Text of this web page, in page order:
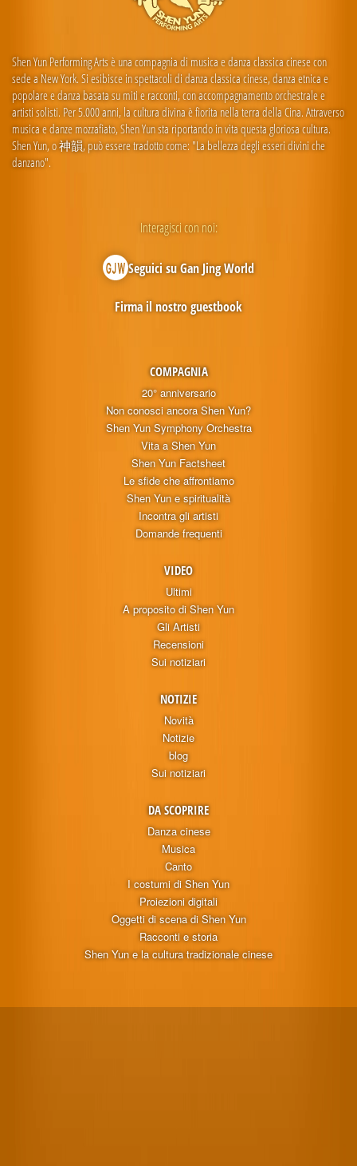
Shen Yun Performing Arts è una compagnia di musica e danza classica cinese con
sede a New York. Si esibisce in spettacoli di danza classica cinese, danza etnica e
popolare e danza basata su miti e racconti, con accompagnamento orchestrale e
artisti solisti. Per 5.000 anni, la cultura divina è fiorita nella terra della Cina. Attraverso
musica e danze mozzafiato, Shen Yun sta riportando in vita questa gloriosa cultura.
Shen Yun, o 神韻, può essere tradotto come: "La bellezza degli esseri divini che
danzano".
COMPAGNIA
20° anniversario
Non conosci ancora Shen Yun?
Shen Yun Symphony Orchestra
Vita a Shen Yun
Shen Yun Factsheet
Le sfide che affrontiamo
Shen Yun e spiritualità
Incontra gli artisti
Domande frequenti
VIDEO
Ultimi
A proposito di Shen Yun
Gli Artisti
Recensioni
Sui notiziari
NOTIZIE
Novità
Notizie
blog
Sui notiziari
DA SCOPRIRE
Danza cinese
Musica
Canto
I costumi di Shen Yun
Proiezioni digitali
Oggetti di scena di Shen Yun
Racconti e storia
Shen Yun e la cultura tradizionale cinese
Interagisci con noi:
Seguici su Gan Jing World
Firma il nostro guestbook